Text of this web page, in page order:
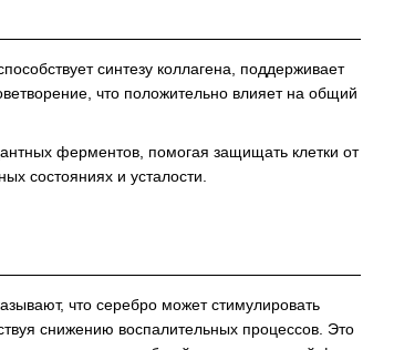
синтезу коллагена, поддерживает
что положительно влияет на общий
ферментов, помогая защищать клетки от
состояниях и усталости.
что серебро может стимулировать
снижению воспалительных процессов. Это